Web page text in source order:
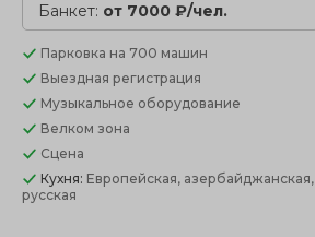
Банкет: от 7000 ₽/чел.
Парковка на 700 машин
Выездная регистрация
Музыкальное оборудование
Велком зона
Сцена
Кухня: Европейская, азербайджанская,
русская